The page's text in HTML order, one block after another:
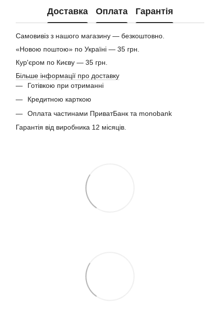
Доставка Оплата Гарантія
Самовивіз з нашого магазину — безкоштовно.
«Новою поштою» по Україні — 35 грн.
Кур'єром по Києву — 35 грн.
Більше інформації про доставку
Готівкою при отриманні
Кредитною карткою
Оплата частинами ПриватБанк та monobank
Гарантія від виробника 12 місяців.